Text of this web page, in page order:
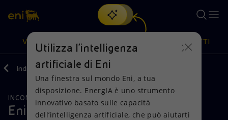
Cerca
scopri EnergIA, la nostra nuova soluzione di intelligenza
artificiale.
VISIONE
Visione
Azioni
PRODOTTI
Prodotti
Indietro Media Comunicati Stampa
INCONTRI E ACCORDI GLOBAL GAS & LNG
Eni: siglato accordo con Nadra
Utilizza l'intelligenza
artificiale di Eni
Una finestra sul mondo Eni, a tua
disposizione. EnergIA è uno strumento
innovativo basato sulle capacità
dell’intelligenza artificiale, che può aiutarti